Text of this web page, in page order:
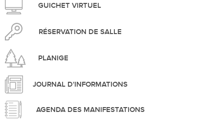
GUICHET VIRTUEL
RÉSERVATION DE SALLE
PLANIGE
JOURNAL D'INFORMATIONS
AGENDA DES MANIFESTATIONS